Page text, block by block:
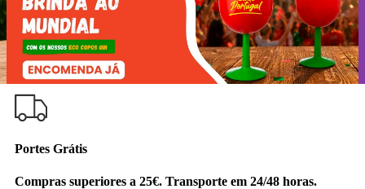
Portes Grátis
Compras superiores a 25€. Transporte em 24/48 horas.